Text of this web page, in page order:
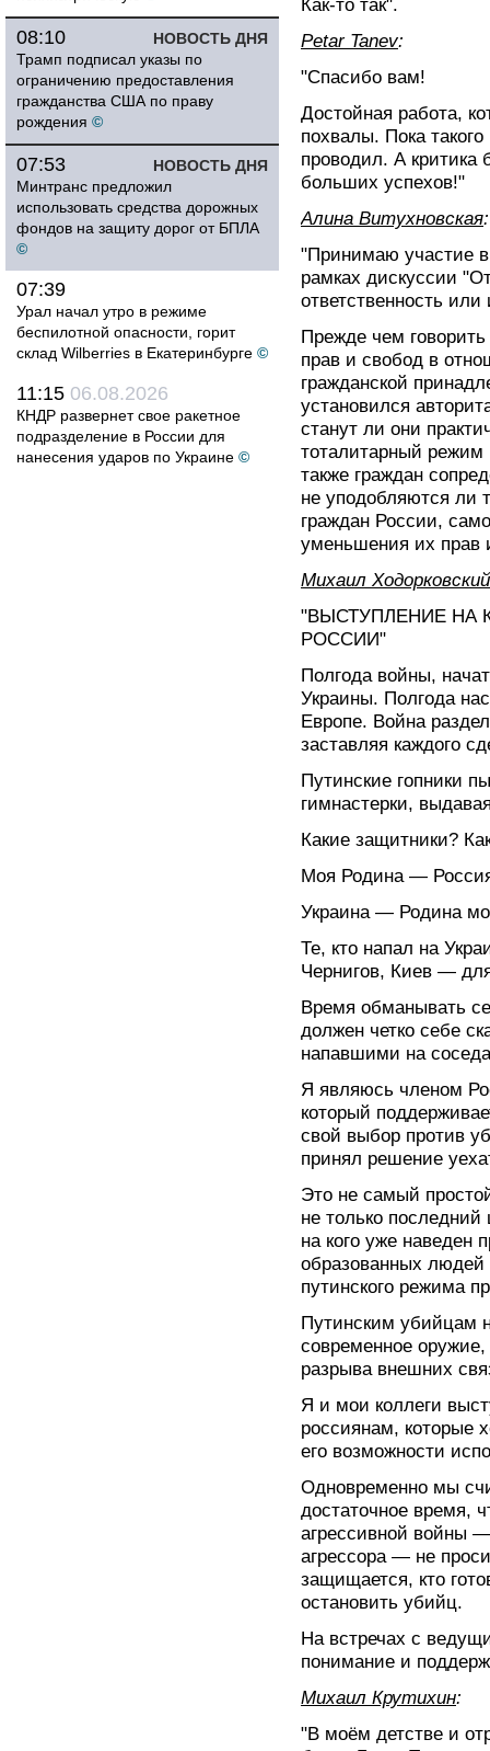
НОВОСТЬ ДНЯ
08:10
Трамп подписал указы по
ограничению предоставления
гражданства США по праву
рождения ©
НОВОСТЬ ДНЯ
07:53
Минтранс предложил
использовать средства дорожных
фондов на защиту дорог от БПЛА
©
07:39
Урал начал утро в режиме
беспилотной опасности, горит
склад Wilberries в Екатеринбурге ©
11:15 06.08.2026
КНДР развернет свое ракетное
подразделение в России для
нанесения ударов по Украине ©
Как-то так".
Petar Tanev:
"Спасибо вам!
Достойная работа,
похвалы. Пока
проводил. А критика
больших успехов!"
Алина Витухновская:
"Принимаю участие
рамках дискуссии
ответственность
Прежде чем
прав и свобод в
гражданской
установился
станут ли они
тоталитарный режим
также граждан
не уподобляются ли
граждан России,
уменьшения их прав
Михаил Ходорковский
"ВЫСТУПЛЕНИЕ НА
РОССИИ"
Полгода войны,
Украины. Полгода
Европе. Война
заставляя каждого
Путинские гопники
гимнастерки,
Какие защитники?
Моя Родина —
Украина — Родина
Те, кто напал на
Чернигов, Киев —
Время обманывать
должен четко себе
напавшими на
Я являюсь членом
который
свой выбор против
принял решение
Это не самый
не только
на кого уже наведен
образованных
путинского режима
Путинским убийцам
современное
разрыва внешних
Я и мои коллеги
россиянам, которые
его возможности
Одновременно мы
достаточное время,
агрессивной войны
агрессора — не
защищается, кто
остановить убийц.
На встречах с
понимание и
Михаил Крутихин:
"В моём детстве и